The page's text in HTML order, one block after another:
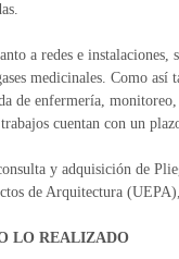
a redes e instalaciones,
medicinales. Como así
de enfermería,
cuentan con un
y adquisición de
de Arquitectura
LO REALIZADO